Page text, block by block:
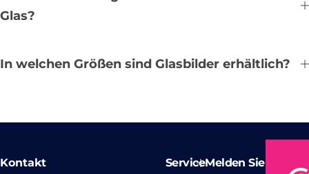
Glas?
In welchen Größen sind Glasbilder erhältlich?
Kontakt ServiceMelden Sie